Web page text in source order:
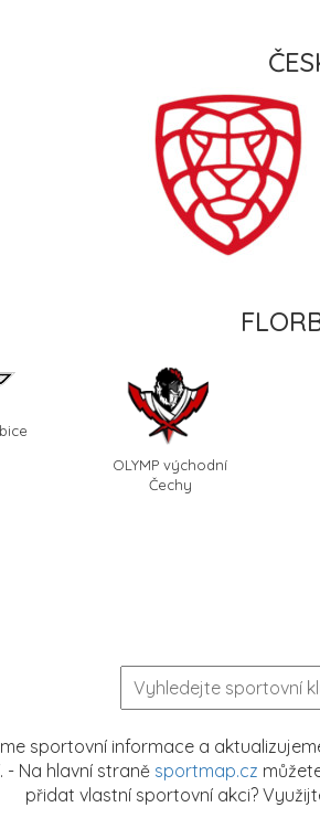
OLYMP východní
Čechy
sportovní informace a
- Na hlavní straně sportmap.cz
přidat vlastní sportovní akci?